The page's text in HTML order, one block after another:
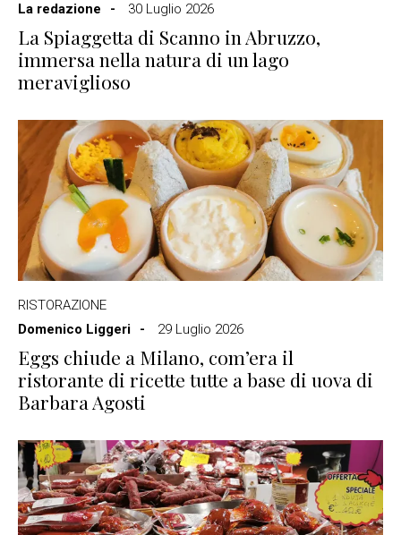
La redazione
30 Luglio 2026
La Spiaggetta di Scanno in Abruzzo,
immersa nella natura di un lago
meraviglioso
RISTORAZIONE
Domenico Liggeri
29 Luglio 2026
Eggs chiude a Milano, com’era il
ristorante di ricette tutte a base di uova di
Barbara Agosti